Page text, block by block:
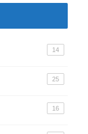
14
25
16